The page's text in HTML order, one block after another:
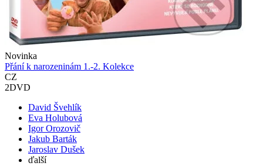
Novinka
Přání k narozeninám 1.-2. Kolekce
CZ
2DVD
David Švehlík
Eva Holubová
Igor Orozovič
Jakub Barták
Jaroslav Dušek
ďalší